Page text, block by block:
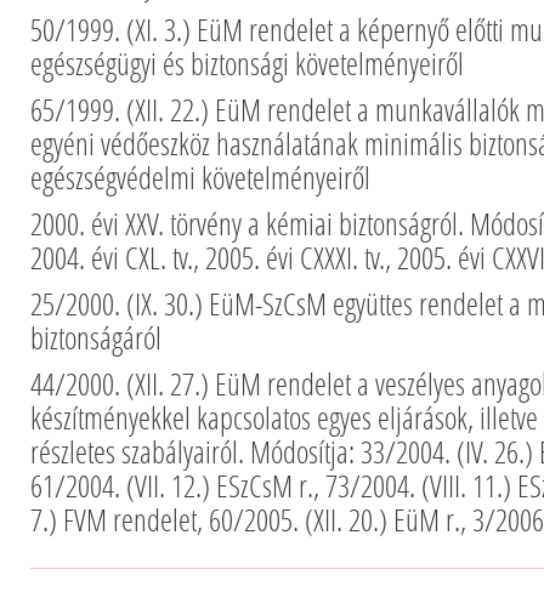
50/1999. (XI. 3.) EüM rendelet a képernyő előtti
egészségügyi és biztonsági követelményeiről
65/1999. (XII. 22.) EüM rendelet a munkavállalók
egyéni védőeszköz használatának minimális
egészségvédelmi követelményeiről
2000. évi XXV. törvény a kémiai biztonságról.
2004. évi CXL. tv., 2005. évi CXXXI. tv., 2005. évi
25/2000. (IX. 30.) EüM-SzCsM együttes rendelet a
biztonságáról
44/2000. (XII. 27.) EüM rendelet a veszélyes
készítményekkel kapcsolatos egyes eljárások,
részletes szabályairól. Módosítja: 33/2004. (IV. 26.)
61/2004. (VII. 12.) ESzCsM r., 73/2004. (VIII. 11.)
7.) FVM rendelet, 60/2005. (XII. 20.) EüM r., 3/